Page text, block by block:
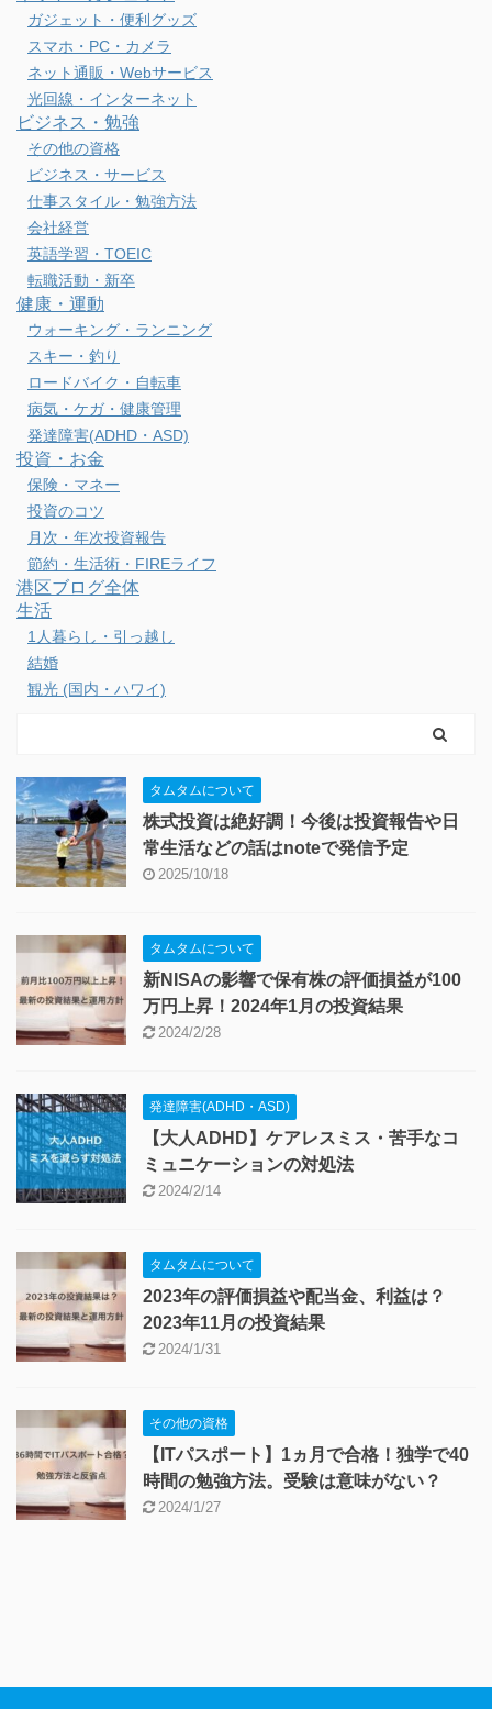
ガジェット・便利グッズ
スマホ・PC・カメラ
ネット通販・Webサービス
光回線・インターネット
ビジネス・勉強
その他の資格
ビジネス・サービス
仕事スタイル・勉強方法
会社経営
英語学習・TOEIC
転職活動・新卒
健康・運動
ウォーキング・ランニング
スキー・釣り
ロードバイク・自転車
病気・ケガ・健康管理
発達障害(ADHD・ASD)
投資・お金
保険・マネー
投資のコツ
月次・年次投資報告
節約・生活術・FIREライフ
港区ブログ全体
生活
1人暮らし・引っ越し
結婚
観光 (国内・ハワイ)
タムタムについて
株式投資は絶好調！今後は投資報告や日
常生活などの話はnoteで発信予定
2025/10/18
タムタムについて
新NISAの影響で保有株の評価損益が100
万円上昇！2024年1月の投資結果
2024/2/28
発達障害(ADHD・ASD)
【大人ADHD】ケアレスミス・苦手なコ
ミュニケーションの対処法
2024/2/14
タムタムについて
2023年の評価損益や配当金、利益は？
2023年11月の投資結果
2024/1/31
その他の資格
【ITパスポート】1ヵ月で合格！独学で40
時間の勉強方法。受験は意味がない？
2024/1/27